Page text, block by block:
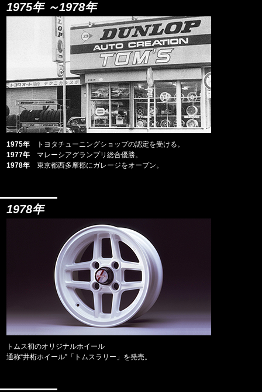
1975年 ～1978年
1975年 トヨタチューニングショップの認定を受ける。
1977年 マレーシアグランプリ総合優勝。
1978年 東京都西多摩郡にガレージをオープン。
1978年
トムス初のオリジナルホイール
通称“井桁ホイール”「トムスラリー」を発売。